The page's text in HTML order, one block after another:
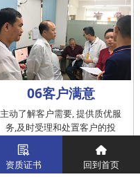
06客户满意
主动了解客户需要, 提供质优服
务,及时受理和处置客户的投
诉，提供快捷、方便的后续服
资质证书 回到首页